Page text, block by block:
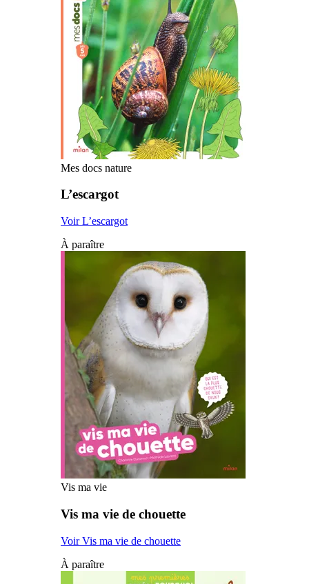
Mes docs nature
L’escargot
Voir L’escargot
À paraître
Vis ma vie
Vis ma vie de chouette
Voir Vis ma vie de chouette
À paraître